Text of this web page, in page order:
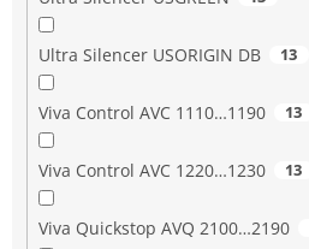
Ultra Silencer USORIGIN DB 13
Viva Control AVC 1110…1190 13
Viva Control AVC 1220…1230 13
Viva Quickstop AVQ 2100…2190